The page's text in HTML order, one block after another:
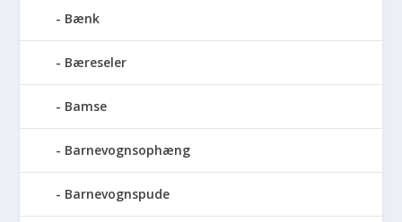
Bænk
Bæreseler
Bamse
Barnevognsophæng
Barnevognspude